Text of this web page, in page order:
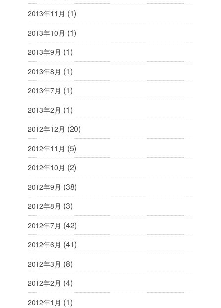
2013年11月 (1)
2013年10月 (1)
2013年9月 (1)
2013年8月 (1)
2013年7月 (1)
2013年2月 (1)
2012年12月 (20)
2012年11月 (5)
2012年10月 (2)
2012年9月 (38)
2012年8月 (3)
2012年7月 (42)
2012年6月 (41)
2012年3月 (8)
2012年2月 (4)
2012年1月 (1)